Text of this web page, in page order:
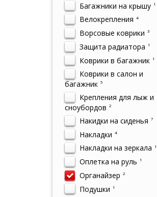
Багажники на крышу 1
Велокрепления 4
Ворсовые коврики 3
Защита радиатора 1
Коврики в багажник 1
Коврики в салон и
багажник 5
Крепления для лыж и
сноубордов 2
Накидки на сиденья 7
Накладки 4
Накладки на зеркала 1
Оплетка на руль 1
Органайзер 2
Подушки 1